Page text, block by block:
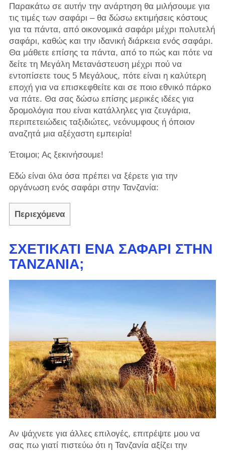
Παρακάτω σε αυτήν την ανάρτηση θα μιλήσουμε για
τις τιμές των σαφάρι – θα δώσω εκτιμήσεις κόστους
για τα πάντα, από οικονομικά σαφάρι μέχρι πολυτελή
σαφάρι, καθώς και την ιδανική διάρκεια ενός σαφάρι.
Θα μάθετε επίσης τα πάντα, από το πώς και πότε να
δείτε τη Μεγάλη Μετανάστευση μέχρι πού να
εντοπίσετε τους 5 Μεγάλους, πότε είναι η καλύτερη
εποχή για να επισκεφθείτε και σε ποιο εθνικό πάρκο
να πάτε. Θα σας δώσω επίσης μερικές ιδέες για
δρομολόγια που είναι κατάλληλες για ζευγάρια,
περιπετειώδεις ταξιδιώτες, νεόνυμφους ή όποιον
αναζητά μια αξέχαστη εμπειρία!
Έτοιμοι; Ας ξεκινήσουμε!
Εδώ είναι όλα όσα πρέπει να ξέρετε για την
οργάνωση ενός σαφάρι στην Τανζανία:
Περιεχόμενα
ΣΧΕΤΙΚΆΤΊ ΈΝΑ ΣΑΦΆΡΙ ΣΤΗΝ
ΤΑΝΖΑΝΊΑ;
Αν ψάχνετε για άλλες επιλογές, επιτρέψτε μου να
σας πω γιατί πιστεύω ότι η Τανζανία αξίζει την